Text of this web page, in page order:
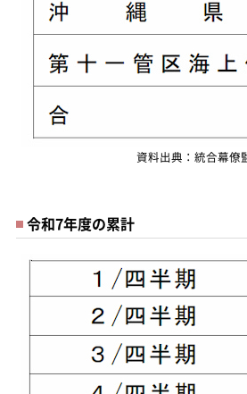
資料出典：統合幕僚
令和7年度の累計